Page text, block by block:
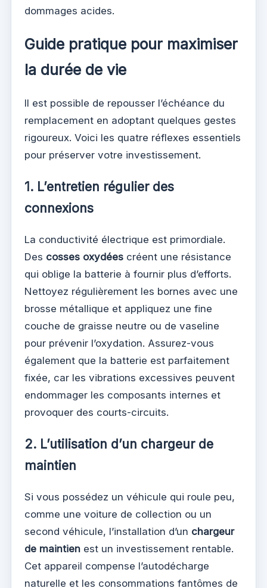
dommages acides.
Guide pratique pour maximiser
la durée de vie
Il est possible de repousser l’échéance du
remplacement en adoptant quelques gestes
rigoureux. Voici les quatre réflexes essentiels
pour préserver votre investissement.
1. L’entretien régulier des
connexions
La conductivité électrique est primordiale.
Des cosses oxydées créent une résistance
qui oblige la batterie à fournir plus d’efforts.
Nettoyez régulièrement les bornes avec une
brosse métallique et appliquez une fine
couche de graisse neutre ou de vaseline
pour prévenir l’oxydation. Assurez-vous
également que la batterie est parfaitement
fixée, car les vibrations excessives peuvent
endommager les composants internes et
provoquer des courts-circuits.
2. L’utilisation d’un chargeur de
maintien
Si vous possédez un véhicule qui roule peu,
comme une voiture de collection ou un
second véhicule, l’installation d’un chargeur
de maintien est un investissement rentable.
Cet appareil compense l’autodécharge
naturelle et les consommations fantômes de